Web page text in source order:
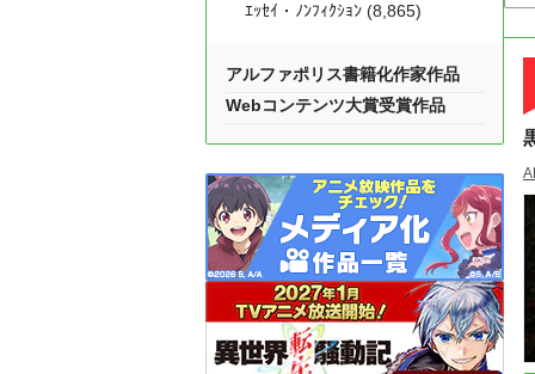
ｴｯｾｲ・ﾉﾝﾌｨｸｼｮﾝ (8,865)
アルファポリス書籍化作家作品
Webコンテンツ大賞受賞作品